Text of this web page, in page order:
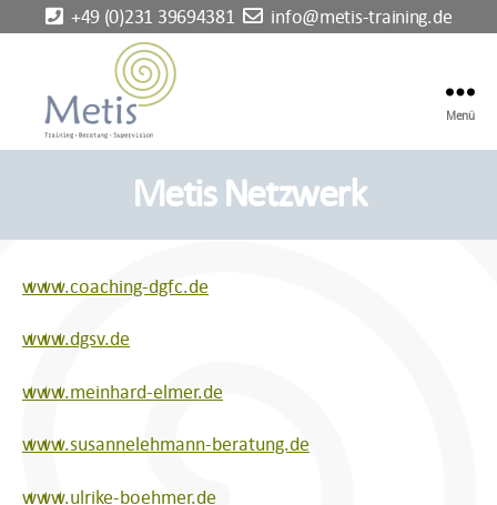
+49 (0)231 39694381 info@metis-training.de
Metis-
Menü
Metis Netzwerk
www.coaching-dgfc.de
www.dgsv.de
www.meinhard-elmer.de
www.susannelehmann-beratung.de
www.ulrike-boehmer.de